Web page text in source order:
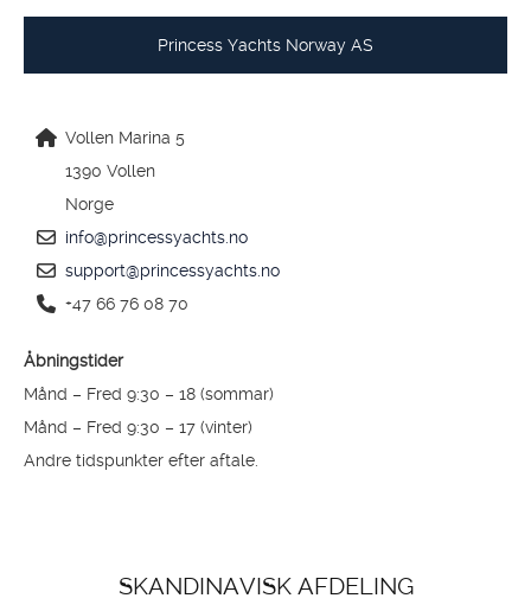
Princess Yachts Norway AS
Vollen Marina 5
1390 Vollen
Norge
info@princessyachts.no
support@princessyachts.no
+47 66 76 08 70
Åbningstider
Månd – Fred 9:30 – 18 (sommar)
Månd – Fred 9:30 – 17 (vinter)
Andre tidspunkter efter aftale.
SKANDINAVISK AFDELING